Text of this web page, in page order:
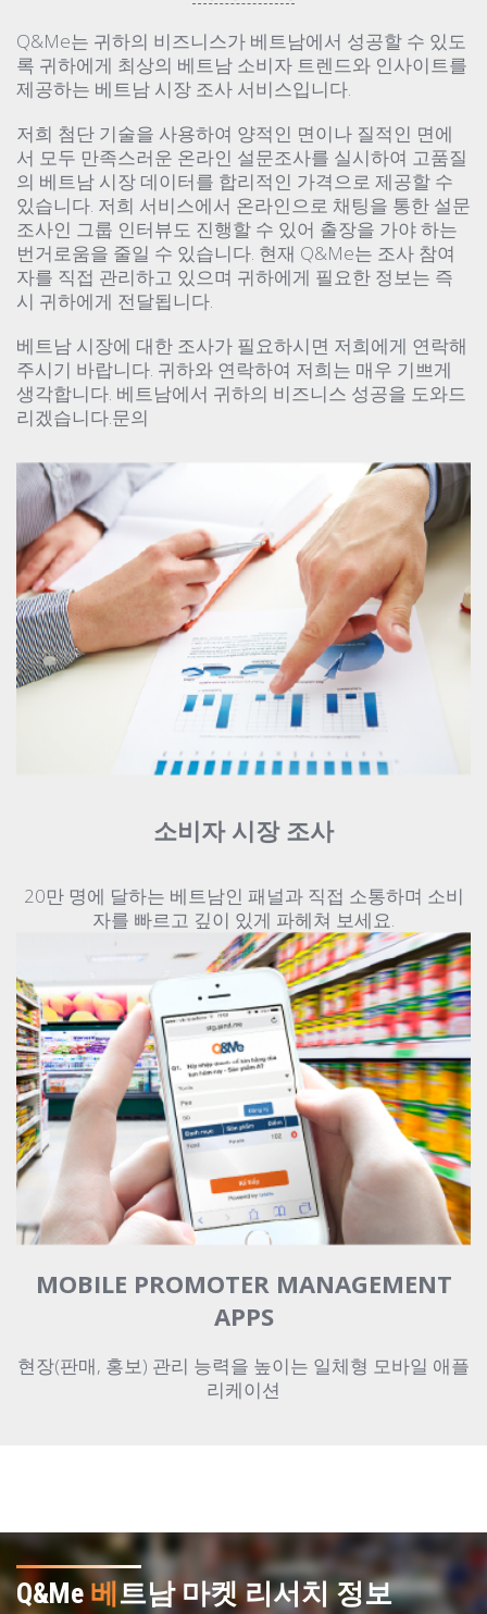
Q&Me는 귀하의 비즈니스가 베트남에서 성공할 수 있도
록 귀하에게 최상의 베트남 소비자 트렌드와 인사이트를
제공하는 베트남 시장 조사 서비스입니다.
저희 첨단 기술을 사용하여 양적인 면이나 질적인 면에
서 모두 만족스러운 온라인 설문조사를 실시하여 고품질
의 베트남 시장 데이터를 합리적인 가격으로 제공할 수
있습니다. 저희 서비스에서 온라인으로 채팅을 통한 설문
조사인 그룹 인터뷰도 진행할 수 있어 출장을 가야 하는
번거로움을 줄일 수 있습니다. 현재 Q&Me는 조사 참여
자를 직접 관리하고 있으며 귀하에게 필요한 정보는 즉
시 귀하에게 전달됩니다.
베트남 시장에 대한 조사가 필요하시면 저희에게 연락해
주시기 바랍니다. 귀하와 연락하여 저희는 매우 기쁘게
생각합니다. 베트남에서 귀하의 비즈니스 성공을 도와드
리겠습니다.문의
소비자 시장 조사
20만 명에 달하는 베트남인 패널과 직접 소통하며 소비
자를 빠르고 깊이 있게 파헤쳐 보세요.
MOBILE PROMOTER MANAGEMENT
APPS
현장(판매, 홍보) 관리 능력을 높이는 일체형 모바일 애플
리케이션
Q&Me 베트남 마켓 리서치 정보